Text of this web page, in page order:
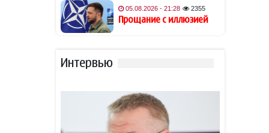
19:40
Обнаружены признаки
существования древних
19:34
Из-за атак хуситов погибли
Гави покрасил волосы в
розовый цвет в честь
05.08.2026 - 21:28 2355
Прощание с иллюзией
Интервью